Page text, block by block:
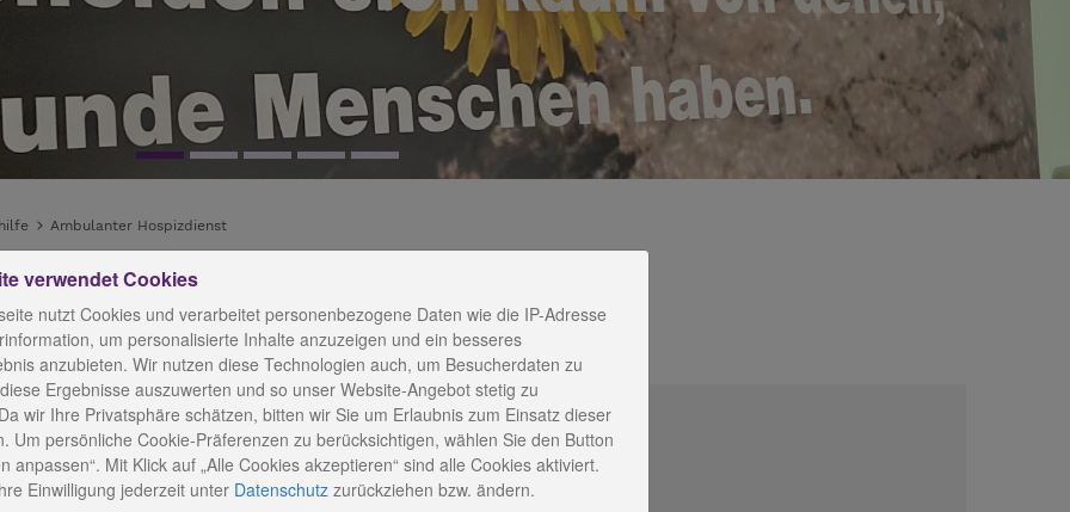
Ambulanter Hospizdienst
Kontakt
verwendet Cookies
nutzt Cookies und verarbeitet personenbezogene Daten wie die IP-Adresse
um personalisierte Inhalte anzuzeigen und ein besseres
anzubieten. Wir nutzen diese Technologien auch, um Besucherdaten zu
Ergebnisse auszuwerten und so unser Website-Angebot stetig zu
wir Ihre Privatsphäre schätzen, bitten wir Sie um Erlaubnis zum Einsatz dieser
Um persönliche Cookie-Präferenzen zu berücksichtigen, wählen Sie den Button
anpassen“. Mit Klick auf „Alle Cookies akzeptieren“ sind alle Cookies aktiviert.
Einwilligung jederzeit unter Datenschutz zurückziehen bzw. ändern.